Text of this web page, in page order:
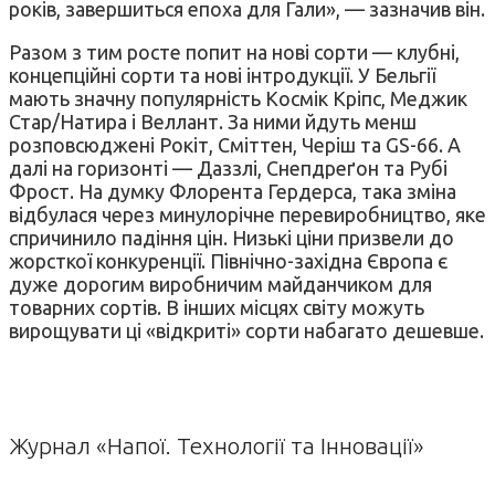
років, завершиться епоха для Гали», — зазначив він.
Разом з тим росте попит на нові сорти — клубні,
концепційні сорти та нові інтродукції. У Бельгії
мають значну популярність Космік Кріпс, Меджик
Стар/Натира і Веллант. За ними йдуть менш
розповсюджені Рокіт, Сміттен, Черіш та GS-66. А
далі на горизонті — Даззлі, Снепдреґон та Рубі
Фрост. На думку Флорента Гердерса, така зміна
відбулася через минулорічне перевиробництво, яке
спричинило падіння цін. Низькі ціни призвели до
жорсткої конкуренції. Північно-західна Європа є
дуже дорогим виробничим майданчиком для
товарних сортів. В інших місцях світу можуть
вирощувати ці «відкриті» сорти набагато дешевше.
Журнал «Напої. Технології та Інновації»